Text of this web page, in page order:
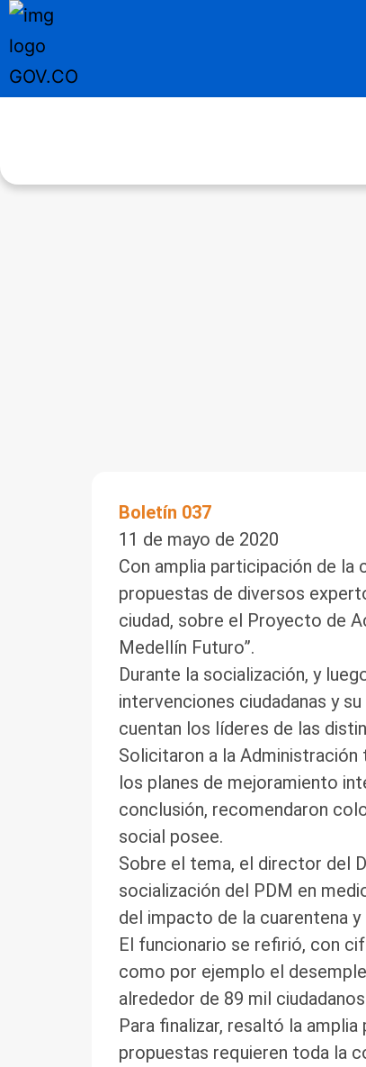
Boletín 037
11 de mayo de 2020
Con amplia participación de la
propuestas de diversos
ciudad, sobre el Proyecto de
Medellín Futuro”.
Durante la socialización, y
intervenciones ciudadanas y
cuentan los líderes de las
Solicitaron a la Administración
los planes de mejoramiento
conclusión, recomendaron
social posee.
Sobre el tema, el director del
socialización del PDM en
del impacto de la cuarentena
El funcionario se refirió, con
como por ejemplo el
alrededor de 89 mil
Para finalizar, resaltó la
propuestas requieren toda la